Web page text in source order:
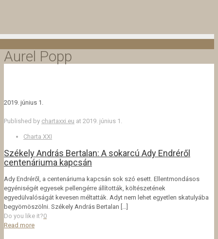
Aurel Popp
2019. június 1.
Published by chartaxxi.eu at 2019. június 1.
Charta XXI
Székely András Bertalan: A sokarcú Ady Endréről
centenáriuma kapcsán
Ady Endréről, a centenáriuma kapcsán sok szó esett. Ellentmondásos
egyéniségét egyesek pellengérre állították, költészetének
egyedülvalóságát kevesen méltatták. Adyt nem lehet egyetlen skatulyába
begyömöszölni. Székely András Bertalan […]
Do you like it?0
Read more